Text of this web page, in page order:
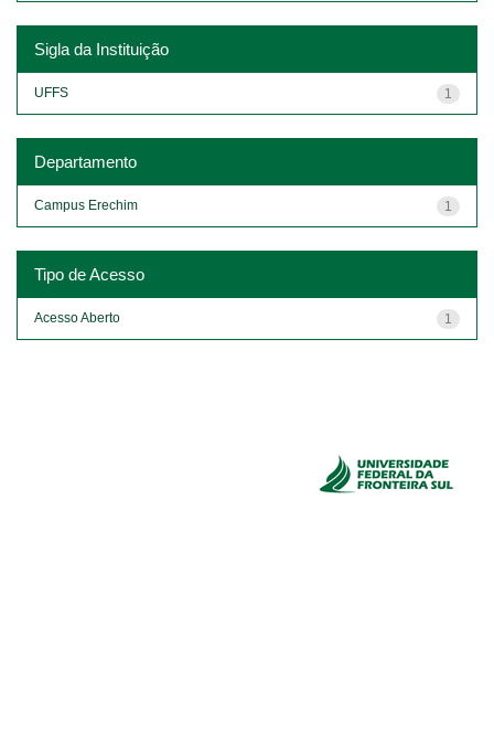
Sigla da Instituição
1
UFFS
Departamento
1
Campus Erechim
Tipo de Acesso
1
Acesso Aberto